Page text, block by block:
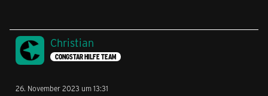
Christian
CONGSTAR HILFE TEAM
26. November 2023 um 13:31